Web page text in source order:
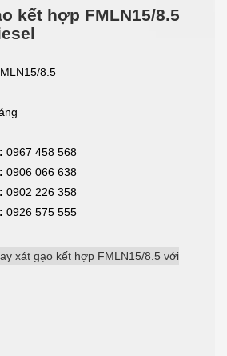
kết hợp FMLN15/8.5
8.5
0967 458 568
0906 066 638
0902 226 358
0926 575 555
xát gạo kết hợp FMLN15/8.5 với